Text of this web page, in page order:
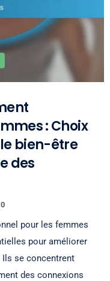
: Choix
bien-être
des
0
pour les femmes
pour améliorer
Ils se concentrent
des connexions